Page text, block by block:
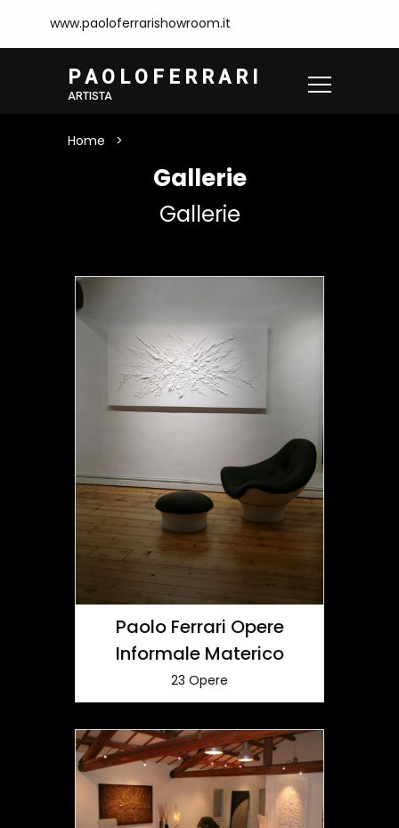
www.paoloferrarishowroom.it
P A O L O F E R R A R I
ARTISTA
Home
Gallerie
Gallerie
Paolo Ferrari Opere
Informale Materico
23 Opere